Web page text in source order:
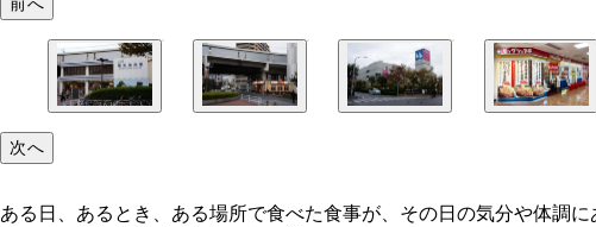
次へ
ある日、あるとき、ある場所で食べた食事が、その日の気分や体調